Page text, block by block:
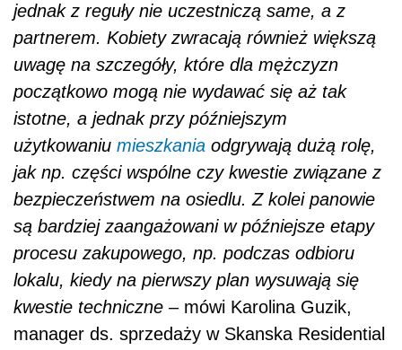
jednak z reguły nie uczestniczą same, a z
partnerem. Kobiety zwracają również większą
uwagę na szczegóły, które dla mężczyzn
początkowo mogą nie wydawać się aż tak
istotne, a jednak przy późniejszym
użytkowaniu mieszkania odgrywają dużą rolę,
jak np. części wspólne czy kwestie związane z
bezpieczeństwem na osiedlu. Z kolei panowie
są bardziej zaangażowani w późniejsze etapy
procesu zakupowego, np. podczas odbioru
lokalu, kiedy na pierwszy plan wysuwają się
kwestie techniczne – mówi Karolina Guzik,
manager ds. sprzedaży w Skanska Residential